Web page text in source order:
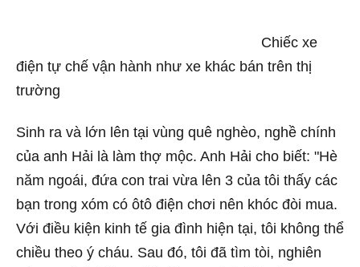
Chiếc xe
điện tự chế vận hành như xe khác bán trên thị
trường
Sinh ra và lớn lên tại vùng quê nghèo, nghề chính
của anh Hải là làm thợ mộc. Anh Hải cho biết: "Hè
năm ngoái, đứa con trai vừa lên 3 của tôi thấy các
bạn trong xóm có ôtô điện chơi nên khóc đòi mua.
Với điều kiện kinh tế gia đình hiện tại, tôi không thể
chiều theo ý cháu. Sau đó, tôi đã tìm tòi, nghiên